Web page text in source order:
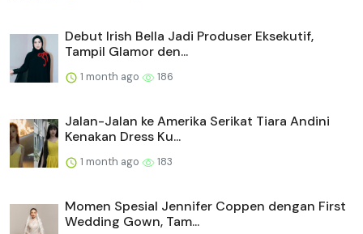
Debut Irish Bella Jadi Produser Eksekutif,
Tampil Glamor den...
1 month ago 186
Jalan-Jalan ke Amerika Serikat Tiara Andini
Kenakan Dress Ku...
1 month ago 183
Momen Spesial Jennifer Coppen dengan First
Wedding Gown, Tam...